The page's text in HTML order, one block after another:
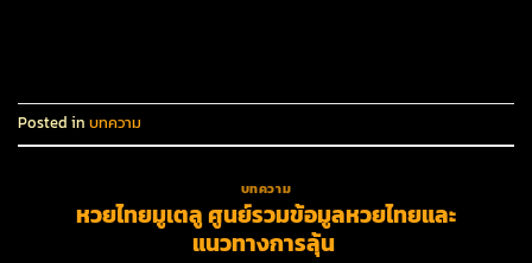
Posted in บทความ
บทความ
หวยไทยมูเตลู ศูนย์รวมข้อมูลหวยไทยและ
แนวทางการลุ้น